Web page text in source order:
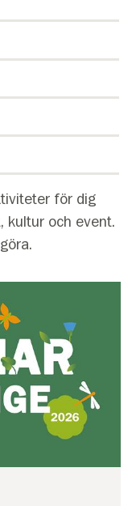
för dig
kultur och event.